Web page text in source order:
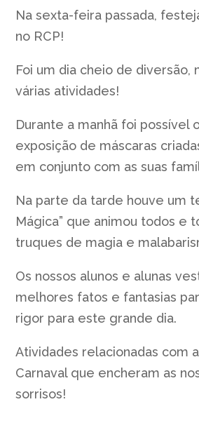
Na sexta-feira passada,
no RCP!
Foi um dia cheio de diversão,
várias atividades!
Durante a manhã foi possível
exposição de máscaras
em conjunto com as suas
Na parte da tarde houve um
Mágica” que animou todos e
truques de magia e
Os nossos alunos e alunas
melhores fatos e fantasias
rigor para este grande dia.
Atividades relacionadas com
Carnaval que encheram as
sorrisos!